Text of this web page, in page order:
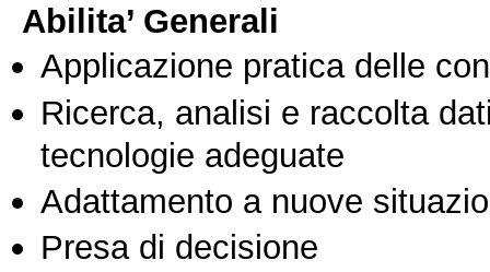
Abilita’ Generali
Applicazione pratica delle
Ricerca, analisi e raccolta
tecnologie adeguate
Adattamento a nuove
Presa di decisione